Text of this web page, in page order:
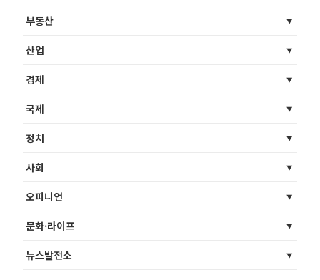
부동산
산업
경제
국제
정치
사회
오피니언
문화·라이프
뉴스발전소